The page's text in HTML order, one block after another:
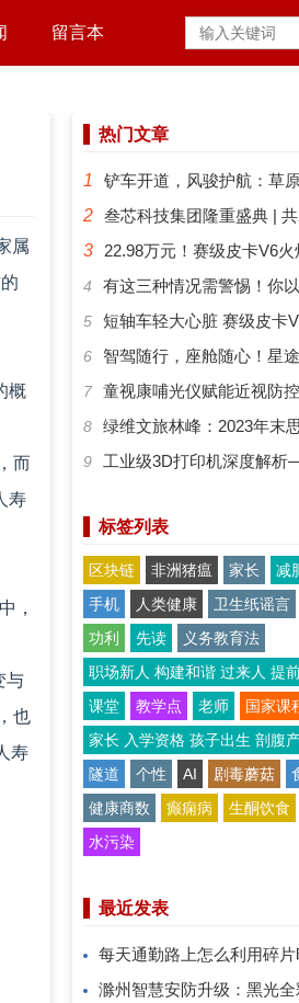
留言本
属
概
而
寿
，
与
也
寿
热门文章
1
铲车开道，风骏护航：草原父母的
2 叁芯科技集团隆重盛典 | 共襄盛举
3
22.98万元！赛级皮卡V6火炮于成
4 有这三种情况需警惕！你以为的衰老可
5 短轴车轻大心脏 赛级皮卡V6火炮将于
6 智驾随行，座舱随心！星途ES重构智
7 童视康哺光仪赋能近视防控，守护中国
8 绿维文旅林峰：2023年末思考——文旅新势
9 工业级3D打印机深度解析——一篇真正能帮
标签列表
区块链 非洲猪瘟 家长 减
手机
人类健康 卫生纸谣言
功利
先读
义务教育法
职场新人 构建和谐 过来人 提
课堂
教学点 老师 国家课
家长 入学资格 孩子出生 剖腹
隧道
个性 AI 剧毒蘑菇
健康商数
癫痫病 生酮饮食
水污染
最近发表
每天通勤路上怎么利用碎片时间
滁州智慧安防升级：黑光全彩与边